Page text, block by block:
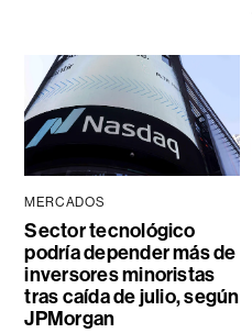
MERCADOS
Sector tecnológico
podría depender más de
inversores minoristas
tras caída de julio, según
JPMorgan